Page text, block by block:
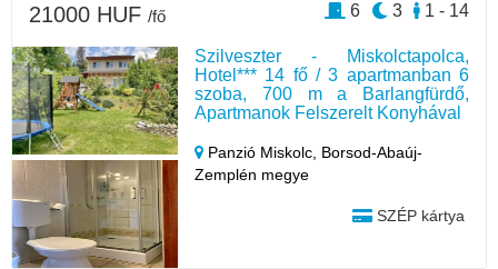
Szilveszter - Miskolctapolca,
Hotel*** 14 fő / 3 apartmanban 6
szoba, 700 m a Barlangfürdő,
Apartmanok Felszerelt Konyhával
Panzió Miskolc, Borsod-Abaúj-
Zemplén megye
SZÉP kártya
21000 HUF /fő 1 - 14
3
6